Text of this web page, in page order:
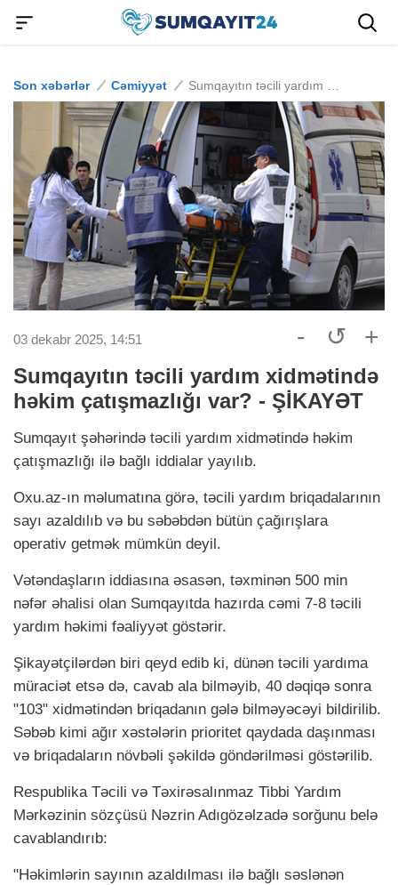
Son xəbərlər Cəmiyyət
03 dekabr 2025, 14:51 - ↺ +
Sumqayıtın təcili yardım xidmətində
həkim çatışmazlığı var? - ŞİKAYƏT
Sumqayıt şəhərində təcili yardım xidmətində həkim
çatışmazlığı ilə bağlı iddialar yayılıb.
Oxu.az-ın məlumatına görə, təcili yardım briqadalarının
sayı azaldılıb və bu səbəbdən bütün çağırışlara
operativ getmək mümkün deyil.
Vətəndaşların iddiasına əsasən, təxminən 500 min
nəfər əhalisi olan Sumqayıtda hazırda cəmi 7-8 təcili
yardım həkimi fəaliyyət göstərir.
Şikayətçilərdən biri qeyd edib ki, dünən təcili yardıma
müraciət etsə də, cavab ala bilməyib, 40 dəqiqə sonra
"103" xidmətindən briqadanın gələ bilməyəcəyi bildirilib.
Səbəb kimi ağır xəstələrin prioritet qaydada daşınması
və briqadaların növbəli şəkildə göndərilməsi göstərilib.
Respublika Təcili və Təxirəsalınmaz Tibbi Yardım
Mərkəzinin sözçüsü Nəzrin Adıgözəlzadə sorğunu belə
cavablandırıb:
"Həkimlərin sayının azaldılması ilə bağlı səslənən